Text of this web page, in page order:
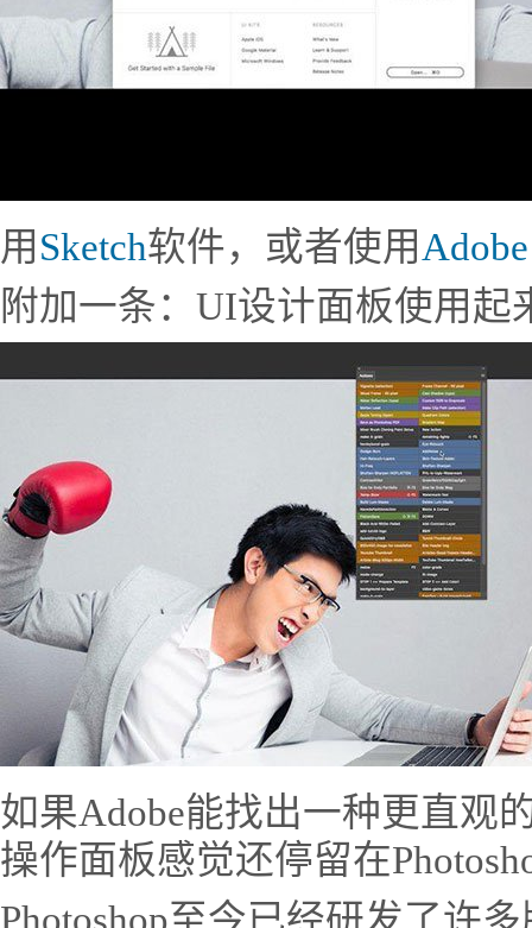
用 Sketch软件，或者使用
附加一条：UI设计面板使用
如果Adobe能找出一种更直观
操作面板感觉还停留在